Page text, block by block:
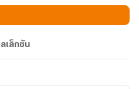
เล็กชัน